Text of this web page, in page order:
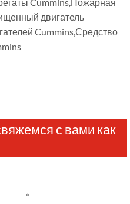
двигатель
Cummins,Средство
с вами как
*